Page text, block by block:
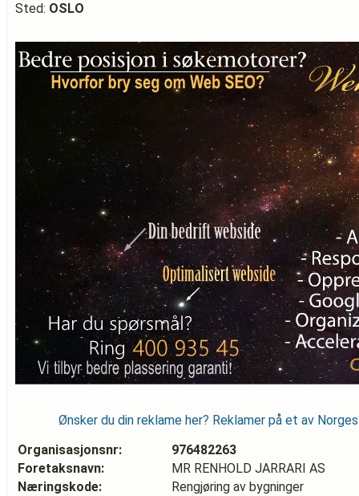
Sted: OSLO
Ønsker du din reklame her? Reklamer på et av
Organisasjonsnr:
976482263
Foretaksnavn:
MR RENHOLD JARRARI AS
Næringskode:
Rengjøring av bygninger